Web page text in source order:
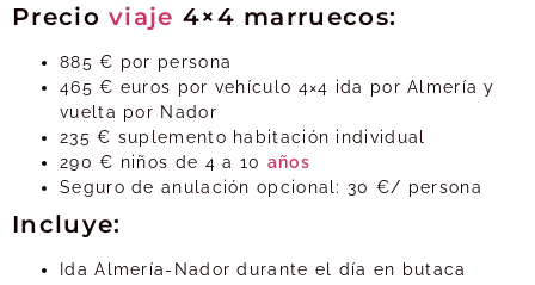
Precioviaje 4×4 marruecos:
885 € por persona
465 € euros por vehículo 4×4 ida por Almería y
vuelta por Nador
235 € suplemento habitación individual
290 € niños de 4 a 10 años
Seguro de anulación opcional: 30 €/ persona
Incluye:
Ida Almería-Nador durante el día en butaca